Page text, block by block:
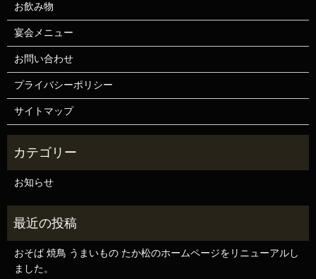
お飲み物
宴会メニュー
お問い合わせ
プライバシーポリシー
サイトマップ
お知らせ
おそば 焼鳥 うまいもの たか松のホームページをリニューアルし
ました。